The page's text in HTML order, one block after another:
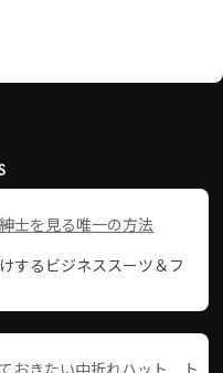
士を見る唯一の方法
するビジネススーツ＆フ